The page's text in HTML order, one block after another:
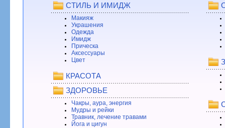
СТИЛЬ И ИМИДЖ
Макияж
Украшения
Одежда
Имидж
Прическа
Аксессуары
Цвет
КРАСОТА
ЗДОРОВЬЕ
Чакры, аура, энергия
Мудры и рейки
Травник, лечение травами
Йога и цигун